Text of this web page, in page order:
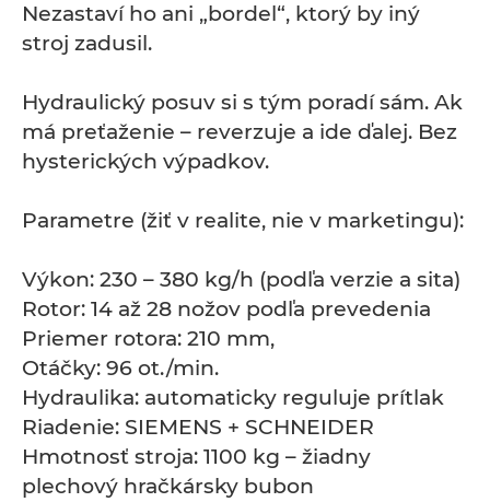
Nezastaví ho ani „bordel“, ktorý by iný
stroj zadusil.
Hydraulický posuv si s tým poradí sám. Ak
má preťaženie – reverzuje a ide ďalej. Bez
hysterických výpadkov.
Parametre (žiť v realite, nie v marketingu):
Výkon: 230 – 380 kg/h (podľa verzie a sita)
Rotor: 14 až 28 nožov podľa prevedenia
Priemer rotora: 210 mm,
Otáčky: 96 ot./min.
Hydraulika: automaticky reguluje prítlak
Riadenie: SIEMENS + SCHNEIDER
Hmotnosť stroja: 1100 kg – žiadny
plechový hračkársky bubon